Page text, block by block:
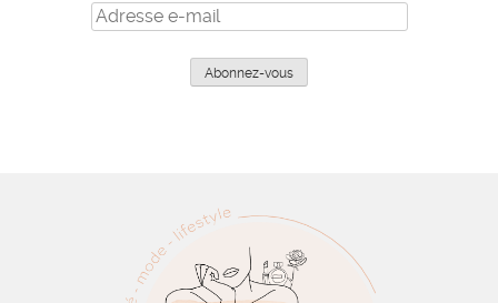
Adresse
e-
Abonnez-vous